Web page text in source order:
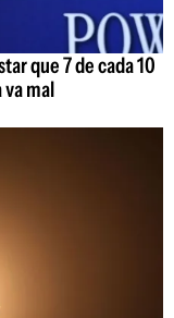
que 7 de cada 10
mal